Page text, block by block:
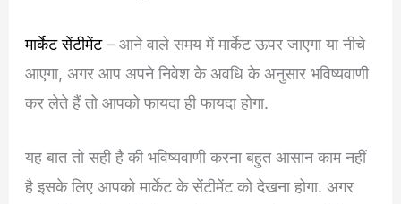
मार्केट सेंटीमेंट– आने वाले समय में मार्केट ऊपर जाएगा या नीचे
आएगा, अगर आप अपने निवेश के अवधि के अनुसार भविष्यवाणी
कर लेते हैं तो आपको फायदा ही फायदा होगा.
यह बात तो सही है की भविष्यवाणी करना बहुत आसान काम नहीं
है इसके लिए आपको मार्केट के सेंटीमेंट को देखना होगा. अगर